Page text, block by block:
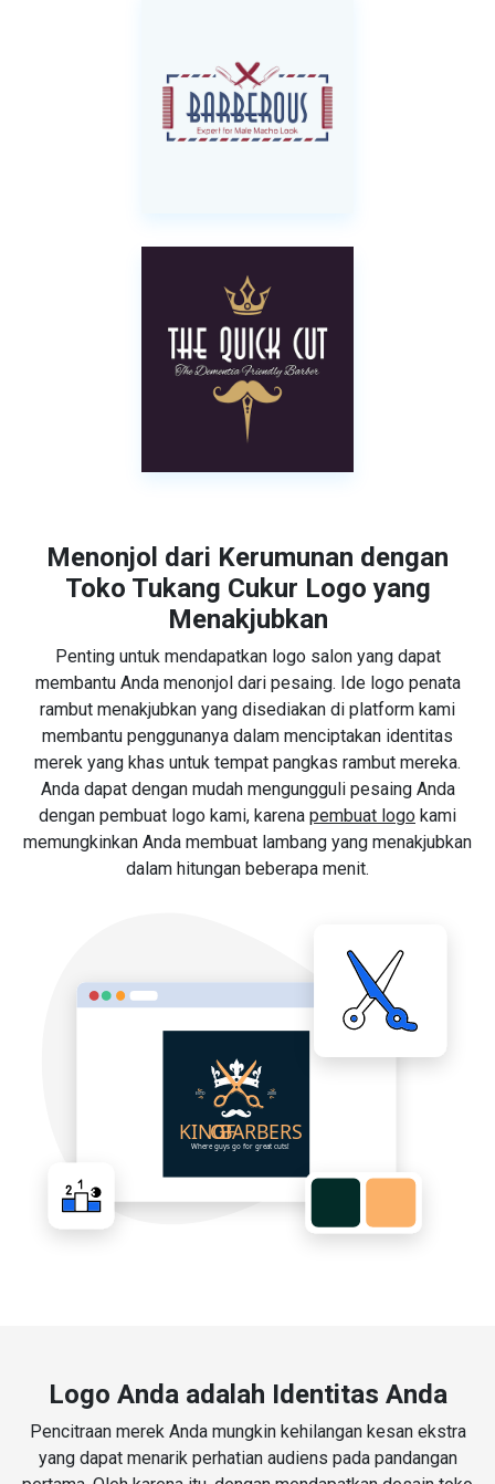
Menonjol dari Kerumunan dengan
Toko Tukang Cukur Logo yang
Menakjubkan
Penting untuk mendapatkan logo salon yang dapat
membantu Anda menonjol dari pesaing. Ide logo penata
rambut menakjubkan yang disediakan di platform kami
membantu penggunanya dalam menciptakan identitas
merek yang khas untuk tempat pangkas rambut mereka.
Anda dapat dengan mudah mengungguli pesaing Anda
dengan pembuat logo kami, karena pembuat logo kami
memungkinkan Anda membuat lambang yang menakjubkan
dalam hitungan beberapa menit.
Logo Anda adalah Identitas Anda
Pencitraan merek Anda mungkin kehilangan kesan ekstra
yang dapat menarik perhatian audiens pada pandangan